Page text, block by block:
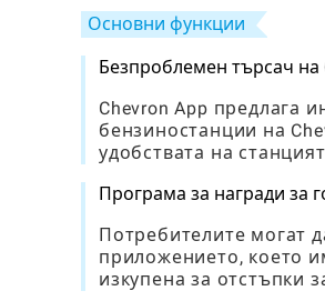
Основни функции
Безпроблемен търсач
Chevron App предлага
бензиностанции на
удобствата на
Програма за награди за
Потребителите могат
приложението, което
изкупена за отстъпки